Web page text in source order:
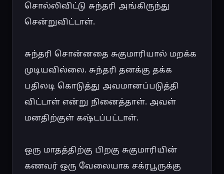
சொல்லிவிட்டு சுந்தரி அங்கிருந்து
சென்றுவிட்டாள்.
சுந்தரி சொன்னதை சுகுமாரியால் மறக்க
முடியவில்லை. சுந்தரி தனக்கு தக்க
பதிலடி கொடுத்து அவமானப்படுத்தி
விட்டாள் என்று நினைத்தாள். அவள்
மனதிற்குள் கஷ்டப்பட்டாள்.
ஒரு மாதத்திற்கு பிறகு சுகுமாரியின்
கணவர் ஒரு வேலையாக சக்ரபூருக்கு